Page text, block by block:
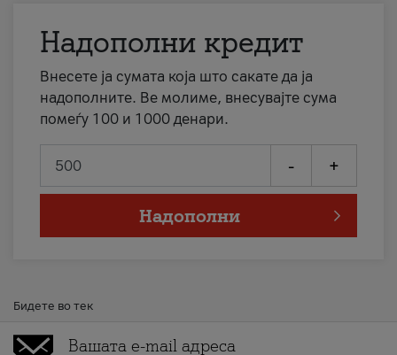
Надополни кредит
Внесете ја сумата која што сакате да ја
надополните. Ве молиме, внесувајте сума
помеѓу 100 и 1000 денари.
- +
Надополни
Бидете во тек